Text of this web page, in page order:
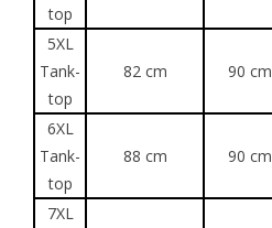
top
5XL
Tank-
top
82 cm 90 cm
6XL
Tank-
top
88 cm 90 cm
7XL